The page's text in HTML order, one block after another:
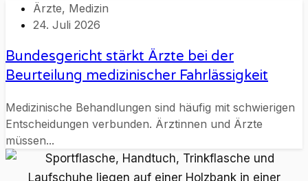
Ärzte, Medizin
24. Juli 2026
Bundesgericht stärkt Ärzte bei der
Beurteilung medizinischer Fahrlässigkeit
Medizinische Behandlungen sind häufig mit schwierigen
Entscheidungen verbunden. Ärztinnen und Ärzte
müssen...